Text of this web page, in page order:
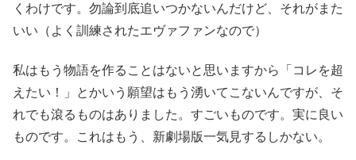
くわけです。勿論到底追いつかないんだけど、それがまた
いい（よく訓練されたエヴァファンなので）
私はもう物語を作ることはないと思いますから「コレを超
えたい！」とかいう願望はもう湧いてこないんですが、そ
れでも滾るものはありました。すごいものです。実に良い
ものです。これはもう、新劇場版一気見するしかない。